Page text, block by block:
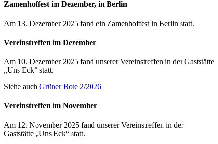
Zamenhoffest im Dezember, in Berlin
Am 13. Dezember 2025 fand ein Zamenhoffest in Berlin statt.
Vereinstreffen im Dezember
Am 10. Dezember 2025 fand unserer Vereinstreffen in der Gaststätte
„Uns Eck“ statt.
Siehe auch Grüner Bote 2/2026
Vereinstreffen im November
Am 12. November 2025 fand unserer Vereinstreffen in der
Gaststätte „Uns Eck“ statt.